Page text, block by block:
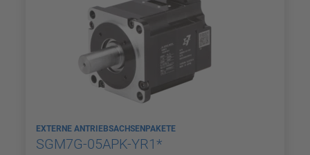
EXTERNE ANTRIEBSACHSENPAKETE
SGM7G-05APK-YR1*